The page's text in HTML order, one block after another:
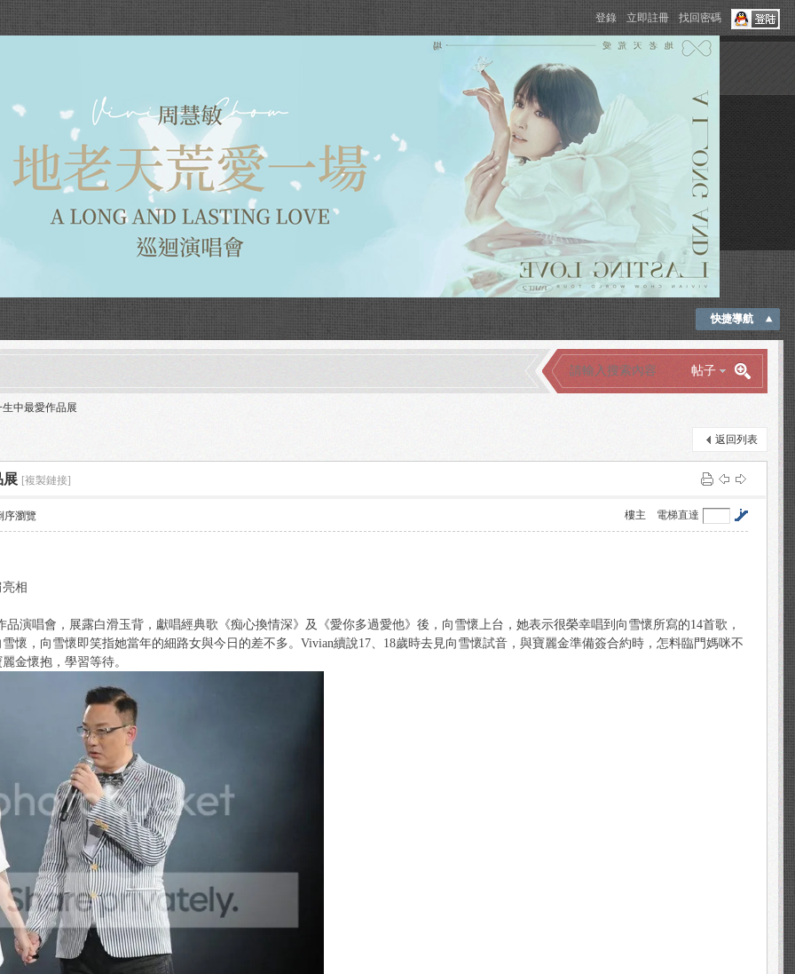
登錄 立即註冊 找回密碼
快捷導航
帖子
生中最愛作品展
返回列表
展 [複製鏈接]
電梯直達
樓主
序瀏覽
相
演唱會，展露白滑玉背，獻唱經典歌《痴心換情深》及《愛你多過愛他》後，向雪懷上台，她表示很榮幸唱到向雪懷所寫的14首歌，
懷，向雪懷即笑指她當年的細路女與今日的差不多。Vivian續說17、18歲時去見向雪懷試音，與寶麗金準備簽合約時，怎料臨門媽咪不
金懷抱，學習等待。